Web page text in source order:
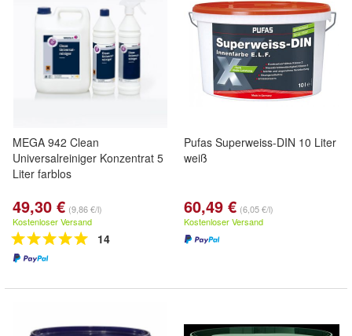
MEGA 942 Clean
Universalreiniger Konzentrat 5
Liter farblos
49,30 € (9,86 €/l)
Kostenloser Versand
14
Pufas Superweiss-DIN 10 Liter
weiß
60,49 € (6,05 €/l)
Kostenloser Versand